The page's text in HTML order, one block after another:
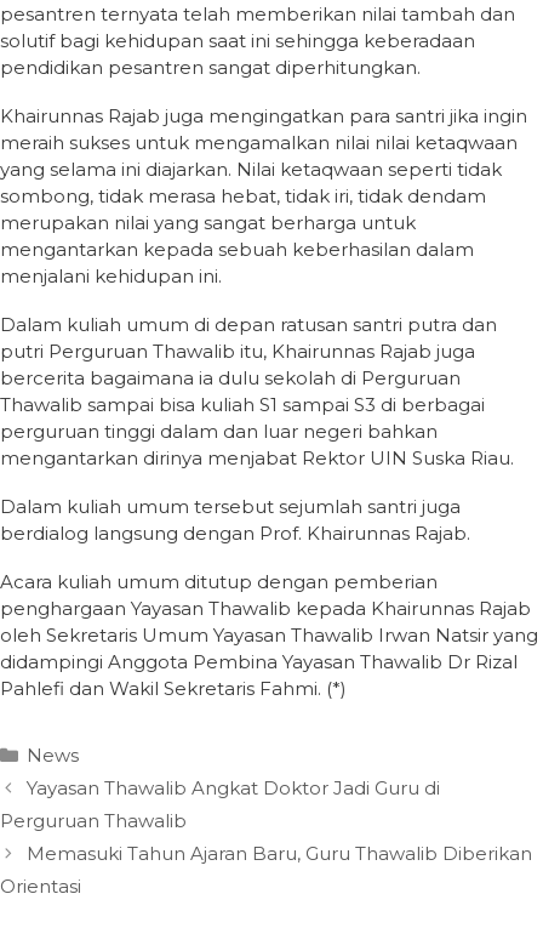
pesantren ternyata telah memberikan nilai tambah dan
solutif bagi kehidupan saat ini sehingga keberadaan
pendidikan pesantren sangat diperhitungkan.
Khairunnas Rajab juga mengingatkan para santri jika ingin
meraih sukses untuk mengamalkan nilai nilai ketaqwaan
yang selama ini diajarkan. Nilai ketaqwaan seperti tidak
sombong, tidak merasa hebat, tidak iri, tidak dendam
merupakan nilai yang sangat berharga untuk
mengantarkan kepada sebuah keberhasilan dalam
menjalani kehidupan ini.
Dalam kuliah umum di depan ratusan santri putra dan
putri Perguruan Thawalib itu, Khairunnas Rajab juga
bercerita bagaimana ia dulu sekolah di Perguruan
Thawalib sampai bisa kuliah S1 sampai S3 di berbagai
perguruan tinggi dalam dan luar negeri bahkan
mengantarkan dirinya menjabat Rektor UIN Suska Riau.
Dalam kuliah umum tersebut sejumlah santri juga
berdialog langsung dengan Prof. Khairunnas Rajab.
Acara kuliah umum ditutup dengan pemberian
penghargaan Yayasan Thawalib kepada Khairunnas Rajab
oleh Sekretaris Umum Yayasan Thawalib Irwan Natsir yang
didampingi Anggota Pembina Yayasan Thawalib Dr Rizal
Pahlefi dan Wakil Sekretaris Fahmi. (*)
Categories
News
Yayasan Thawalib Angkat Doktor Jadi Guru di
Perguruan Thawalib
Memasuki Tahun Ajaran Baru, Guru Thawalib Diberikan
Orientasi